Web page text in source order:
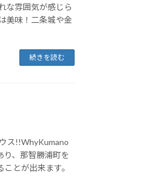
な雰囲気が感じら
美味！二条城や金
続きを読む
ス!!WhyKumano
り、那智勝浦町を
とが出来ます。